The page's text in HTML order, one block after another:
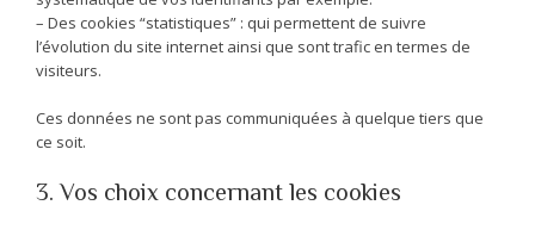
– Des cookies “statistiques” : qui permettent de suivre
l’évolution du site internet ainsi que sont trafic en termes de
visiteurs.
Ces données ne sont pas communiquées à quelque tiers que
ce soit.
3. Vos choix concernant les cookies